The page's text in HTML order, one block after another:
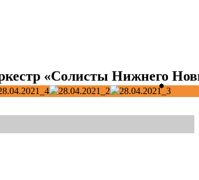
«Солисты Нижнего